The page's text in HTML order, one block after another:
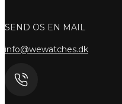
SEND OS EN MAIL
info@wewatches.dk